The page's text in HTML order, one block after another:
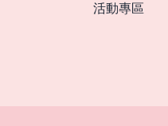
活動專區